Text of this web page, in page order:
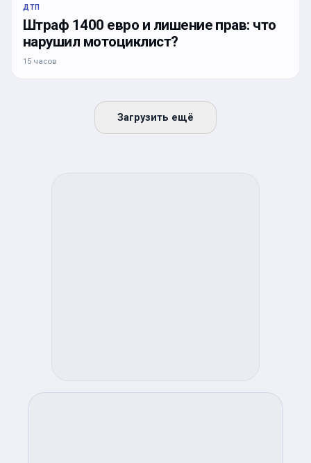
ДТП
Штраф 1400 евро и лишение прав: что
нарушил мотоциклист?
15 часов
Загрузить ещё